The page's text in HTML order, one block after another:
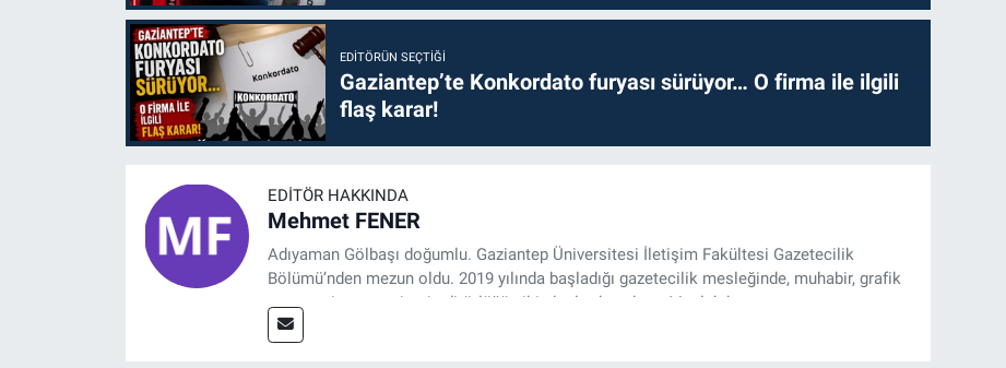
EDITÖRÜN SEÇTIĞI
Gaziantep’te Konkordato furyası sürüyor… O firma ile ilgili
flaş karar!
EDITÖR HAKKINDA
Mehmet FENER
Adıyaman Gölbaşı doğumlu. Gaziantep Üniversitesi İletişim Fakültesi Gazetecilik
Bölümü’nden mezun oldu. 2019 yılında başladığı gazetecilik mesleğinde, muhabir, grafik
tasarım, internet sitesi editörlüğü gibi alanlarda çalıştı. Meslek hayatına
Referansgazetesi.com.tr’de yazı işleri müdürü ve “Güncel, Spor ve Teknolojiden Sorumlu